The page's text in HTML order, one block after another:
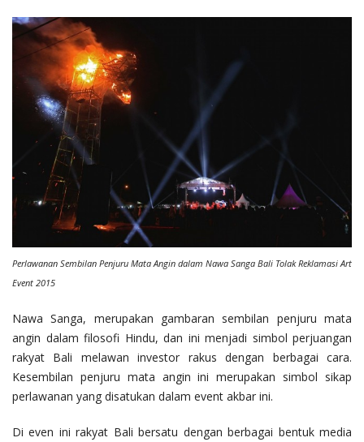
Perlawanan Sembilan Penjuru Mata Angin dalam Nawa Sanga Bali Tolak Reklamasi Art
Event 2015
Nawa Sanga, merupakan gambaran sembilan penjuru mata
angin dalam filosofi Hindu, dan ini menjadi simbol perjuangan
rakyat Bali melawan investor rakus dengan berbagai cara.
Kesembilan penjuru mata angin ini merupakan simbol sikap
perlawanan yang disatukan dalam event akbar ini.
Di even ini rakyat Bali bersatu dengan berbagai bentuk media